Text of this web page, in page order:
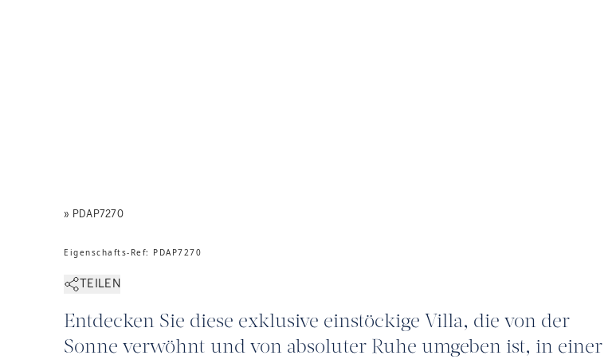
» PDAP7270
Eigenschafts-Ref: PDAP7270
TEILEN
Entdecken Sie diese exklusive einstöckige Villa, die von der
Sonne verwöhnt und von absoluter Ruhe umgeben ist, in einer